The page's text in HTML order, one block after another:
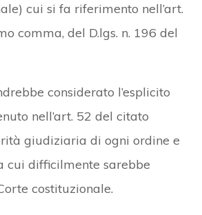
cui si fa riferimento nell’art.
comma, del D.lgs. n. 196 del
considerato l’esplicito
nell’art. 52 del citato
giudiziaria di ogni ordine e
cui difficilmente sarebbe
costituzionale.